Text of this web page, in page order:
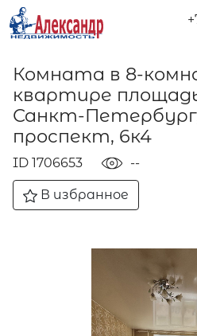
Комната в 8-
квартире
Санкт-
проспект, 6к4
ID 1706653 --
В избранное